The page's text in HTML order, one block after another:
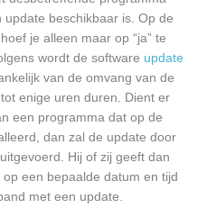
beschikbaar is. Op de
je alleen maar op “ja” te
wordt de software update
van de omvang van de
enige uren duren. Dient er
een programma dat op de
dan zal de update door
Hij of zij geeft dan
een bepaalde datum en tijd
met een update.